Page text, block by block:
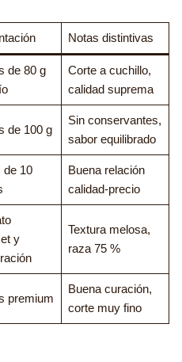
Notas distintivas
de 80 g
Corte a cuchillo,
calidad suprema
de 100 g
Sin conservantes,
sabor equilibrado
de 10
Buena relación
calidad-precio
y
Textura melosa,
raza 75 %
premium
Buena curación,
corte muy fino